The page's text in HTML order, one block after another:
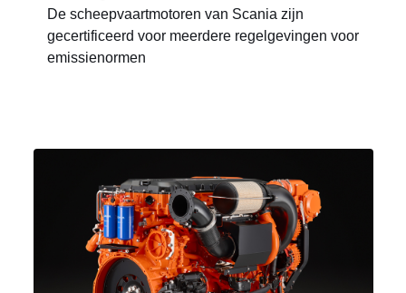
De scheepvaartmotoren van Scania zijn
gecertificeerd voor meerdere regelgevingen voor
emissienormen